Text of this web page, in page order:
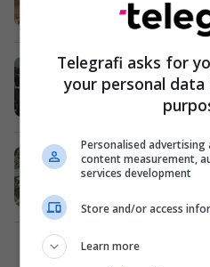
Shqipëri
Reagimi i
nga
Shqipëri 28/
Dunwell
11.7 milion
Telegrafi asks for
your personal
Personalised
content measurement,
services development
Store and/or access
Learn more